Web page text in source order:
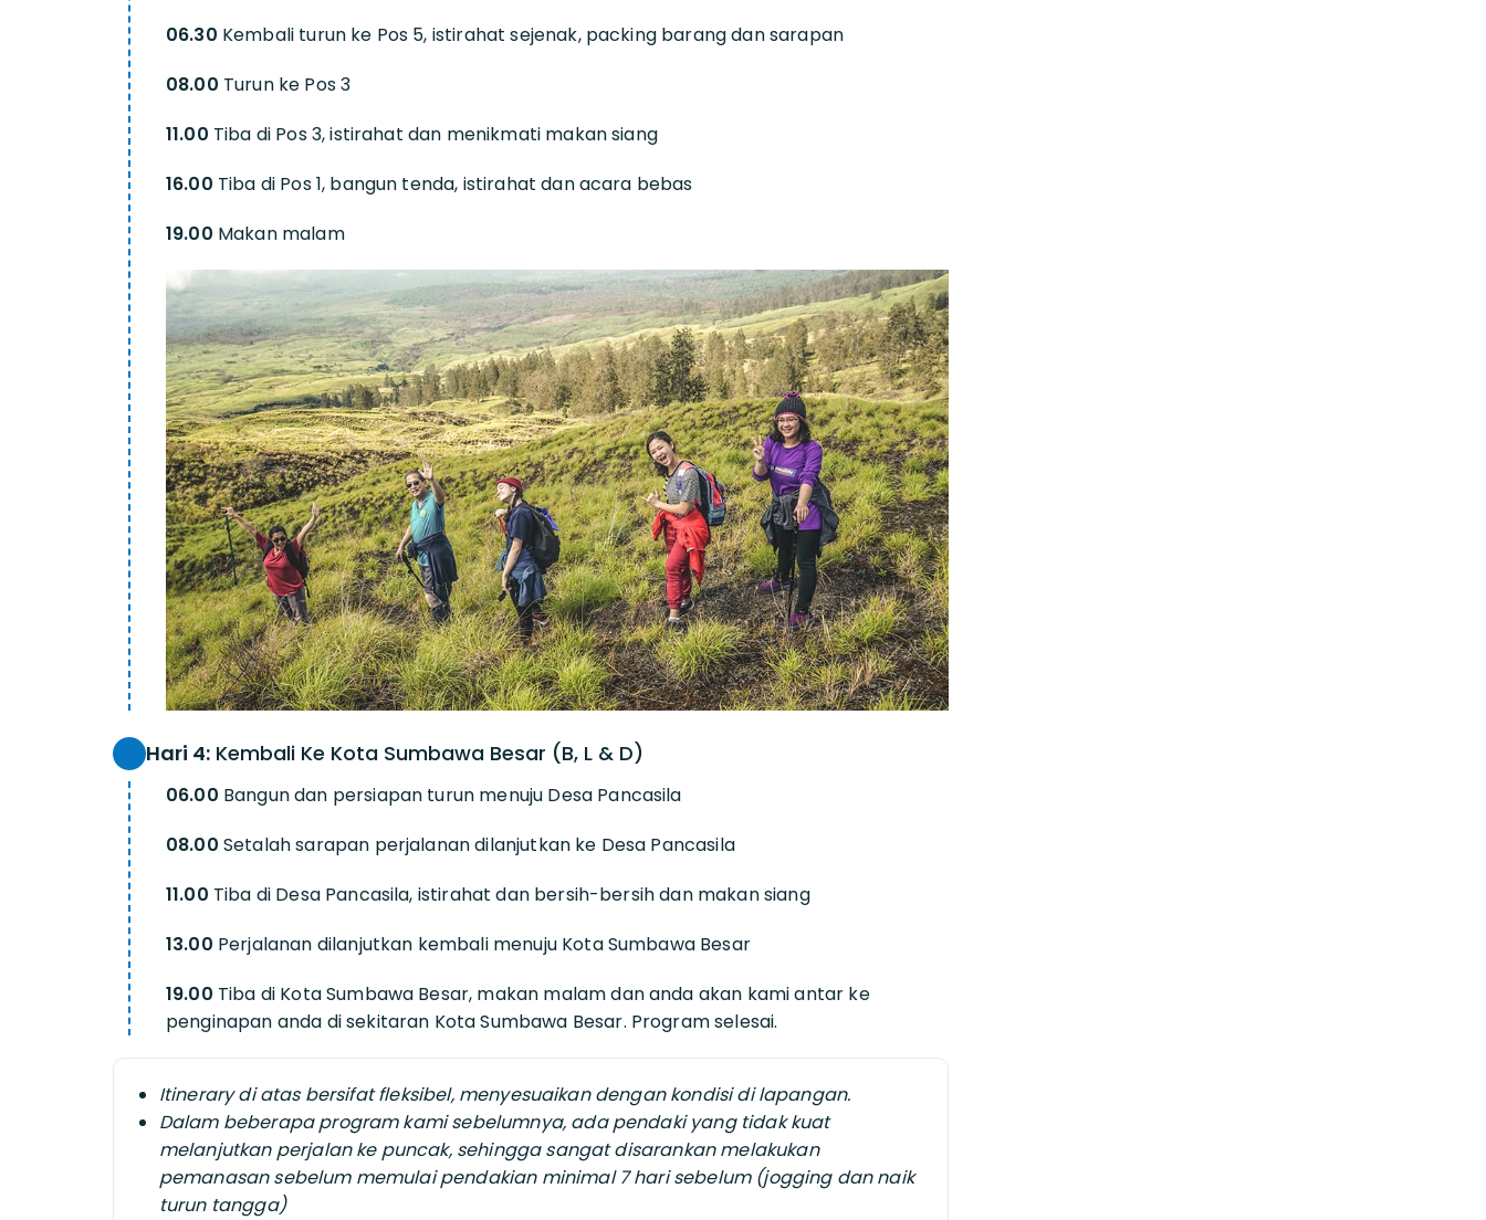
06.30 Kembali turun ke Pos 5, istirahat sejenak, packing barang dan sarapan
08.00 Turun ke Pos 3
11.00 Tiba di Pos 3, istirahat dan menikmati makan siang
16.00 Tiba di Pos 1, bangun tenda, istirahat dan acara bebas
19.00 Makan malam
Hari 4: Kembali Ke Kota Sumbawa Besar (B, L & D)
06.00 Bangun dan persiapan turun menuju Desa Pancasila
08.00 Setalah sarapan perjalanan dilanjutkan ke Desa Pancasila
11.00 Tiba di Desa Pancasila, istirahat dan bersih-bersih dan makan siang
13.00 Perjalanan dilanjutkan kembali menuju Kota Sumbawa Besar
19.00 Tiba di Kota Sumbawa Besar, makan malam dan anda akan kami antar ke
penginapan anda di sekitaran Kota Sumbawa Besar. Program selesai.
Itinerary di atas bersifat fleksibel, menyesuaikan dengan kondisi di lapangan.
Dalam beberapa program kami sebelumnya, ada pendaki yang tidak kuat
melanjutkan perjalan ke puncak, sehingga sangat disarankan melakukan
pemanasan sebelum memulai pendakian minimal 7 hari sebelum (jogging dan naik
turun tangga)